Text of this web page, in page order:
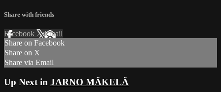
Share with friends
Facebook XEmail
Share on Facebook
Share on X
Share via Email
Up Next in JARNO MÄKELÄ